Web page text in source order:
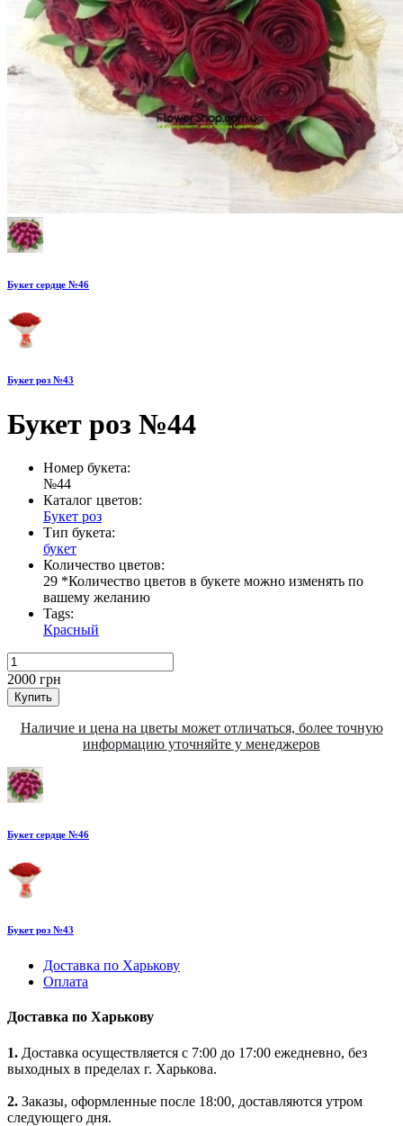
Букет сердце №46
Букет роз №43
Букет роз №44
Номер букета:
№44
Каталог цветов:
Букет роз
Тип букета:
букет
Количество цветов:
29 *Количество цветов в букете можно изменять по
вашему желанию
Tags:
Красный
2000 грн
Купить
Наличие и цена на цветы может отличаться, более точную
информацию уточняйте у менеджеров
Букет сердце №46
Букет роз №43
Доставка по Харькову
Оплата
Доставка по Харькову
1. Доставка осуществляется с 7:00 до 17:00 ежедневно, без
выходных в пределах г. Харькова.
2. Заказы, оформленные после 18:00, доставляются утром
следующего дня.